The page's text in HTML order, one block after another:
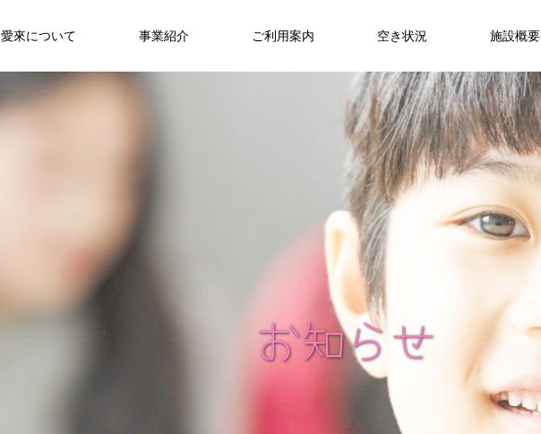
愛來について 事業紹介 ご利用案内 空き状況 施設概要
お知らせ